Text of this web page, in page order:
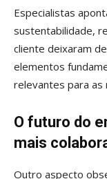
Especialistas
sustentabilidade,
cliente deixaram
elementos
relevantes para as
O futuro do
mais
Outro aspecto